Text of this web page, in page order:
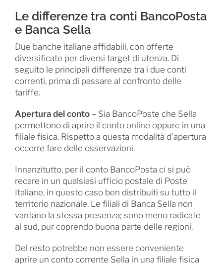
Le differenze tra conti BancoPosta
e Banca Sella
Due banche italiane affidabili, con offerte
diversificate per diversi target di utenza. Di
seguito le principali differenze tra i due conti
correnti, prima di passare al confronto delle
tariffe.
Apertura del conto– Sia BancoPoste che Sella
permettono di aprire il conto online oppure in una
filiale fisica. Rispetto a questa modalità d’apertura
occorre fare delle osservazioni.
Innanzitutto, per il conto BancoPosta ci si può
recare in un qualsiasi ufficio postale di Poste
Italiane, in questo caso ben distribuiti su tutto il
territorio nazionale. Le filiali di Banca Sella non
vantano la stessa presenza; sono meno radicate
al sud, pur coprendo buona parte delle regioni.
Del resto potrebbe non essere conveniente
aprire un conto corrente Sella in una filiale fisica